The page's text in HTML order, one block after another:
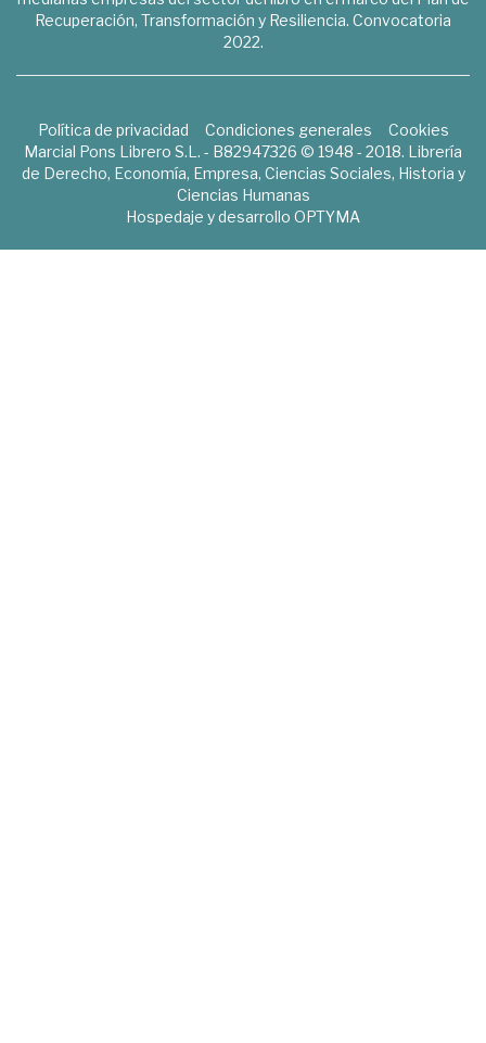
Recuperación, Transformación y Resiliencia. Convocatoria
2022.
Política de privacidad Condiciones generales
Cookies
Marcial Pons Librero S.L. - B82947326 © 1948 - 2018. Librería
de Derecho, Economía, Empresa, Ciencias Sociales, Historia y
Ciencias Humanas
Hospedaje y desarrollo OPTYMA